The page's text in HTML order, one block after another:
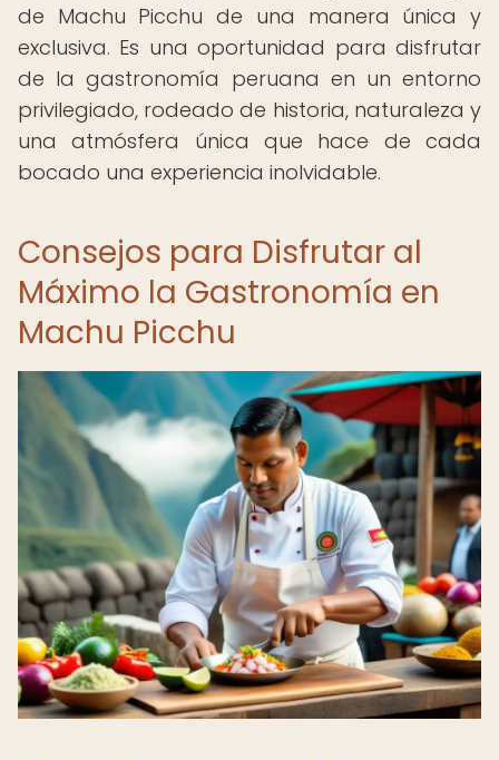
de Machu Picchu de una manera única y
exclusiva. Es una oportunidad para disfrutar
de la gastronomía peruana en un entorno
privilegiado, rodeado de historia, naturaleza y
una atmósfera única que hace de cada
bocado una experiencia inolvidable.
Consejos para Disfrutar al
Máximo la Gastronomía en
Machu Picchu